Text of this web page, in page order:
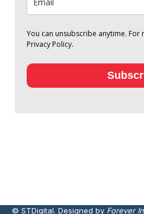
You can unsubscribe anytime.
Privacy Policy.
© STDigital. Designed by Forever